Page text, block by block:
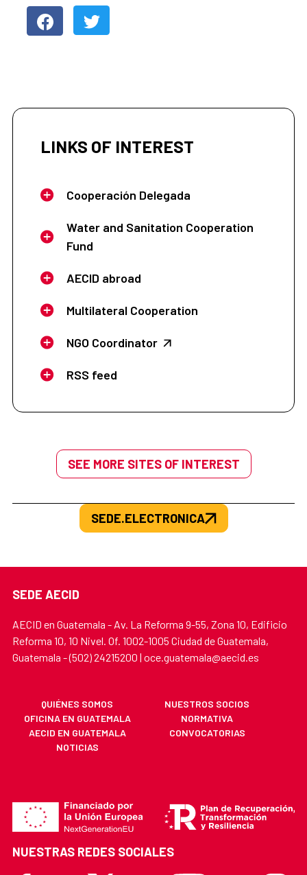
LINKS OF INTEREST
Cooperación Delegada
Water and Sanitation Cooperation
Fund
AECID abroad
Multilateral Cooperation
NGO Coordinator
RSS feed
SEE MORE SITES OF INTEREST
SEDE.ELECTRONICA
SEDE AECID
AECID en Guatemala - Av. La Reforma 9-55, Zona 10, Edificio
Reforma 10, 10 Nivel. Of. 1002-1005 Ciudad de Guatemala,
Guatemala - (502) 24215200 | oce.guatemala@aecid.es
QUIÉNES SOMOS
NUESTROS SOCIOS
OFICINA EN GUATEMALA
NORMATIVA
AECID EN GUATEMALA
CONVOCATORIAS
NOTICIAS
NUESTRAS REDES SOCIALES